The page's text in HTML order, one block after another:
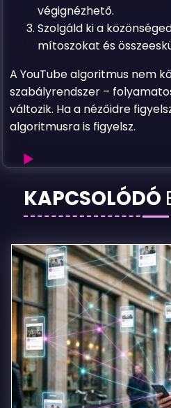
igazság
YouTube
algoritmusról
–
így
működik
valójában
végignézhető.
Szolgáld ki a
mítoszokat és
A YouTube algoritmus nem
szabályrendszer –
változik. Ha a nézőidre
algoritmusra is figyelsz.
KAPCSOLÓDÓ